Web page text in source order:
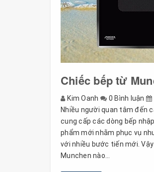
Chiếc bếp từ
Kim Oanh 0 Bình luận
Nhiều người quan tâm đến
cung cấp các dòng bếp
phẩm mới nhằm phục vụ
với nhiều bước tiến mới.
Munchen nào...